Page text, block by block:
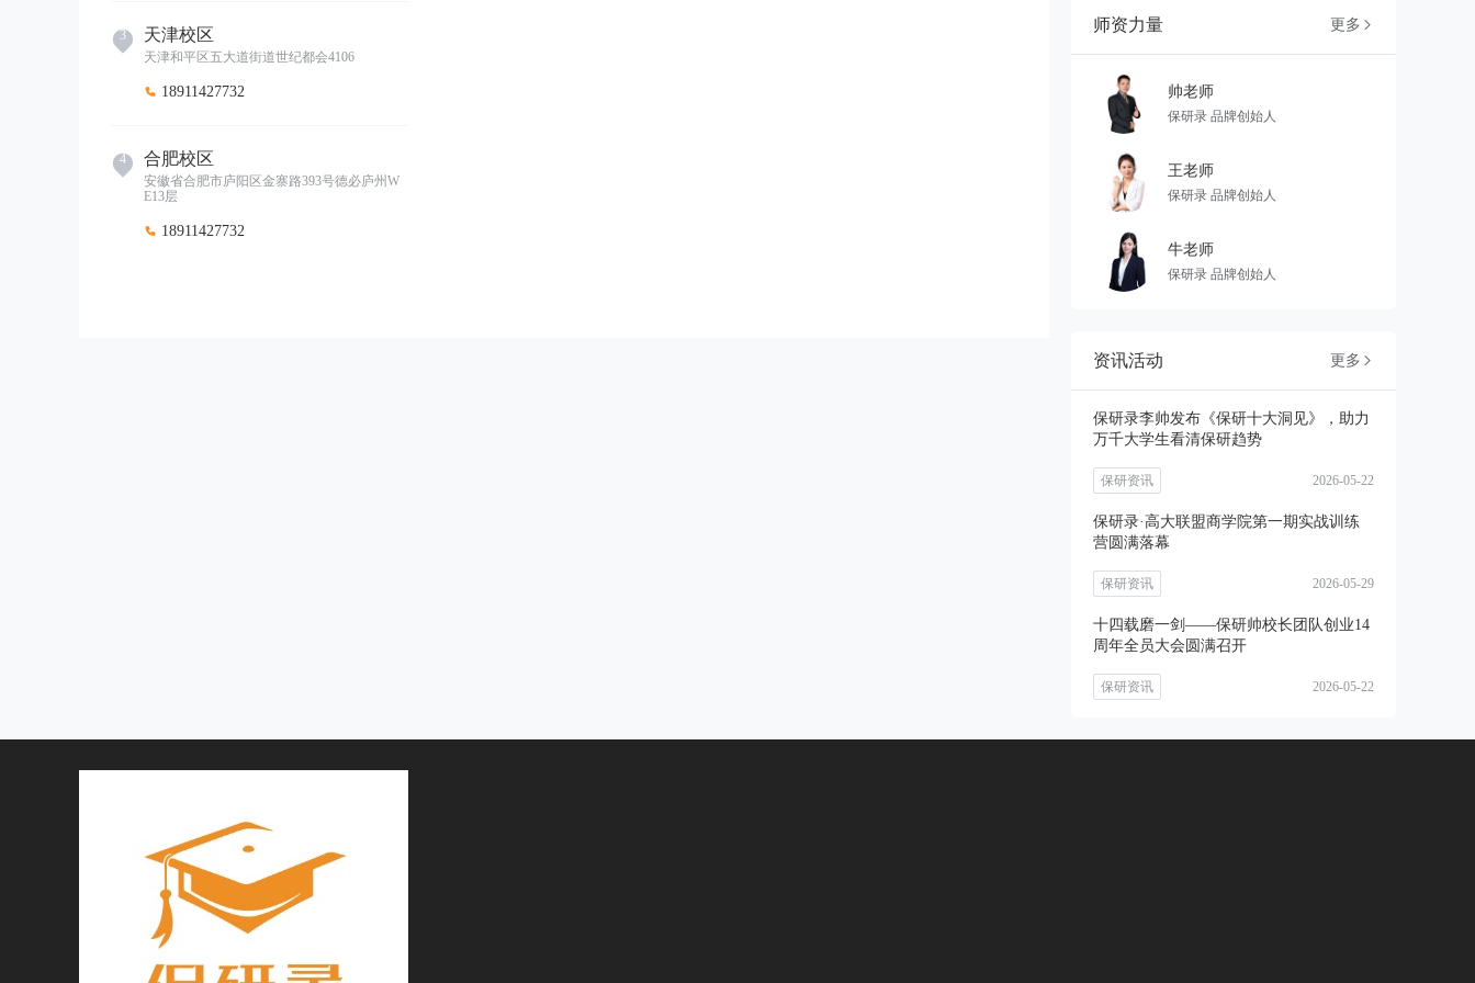
3 天津校区
天津和平区五大道街道世纪都会4106
 18911427732
4 合肥校区
安徽省合肥市庐阳区金寨路393号德必庐州W
E13层
 18911427732
师资力量 更多 
帅老师
保研录 品牌创始⼈
王老师
保研录 品牌创始⼈
⽜⽼师
保研录 品牌创始⼈
资讯活动 更多 
保研录李帅发布《保研十大洞见》，助力
万千大学生看清保研趋势
保研资讯 2026-05-22
保研录·高大联盟商学院第一期实战训练
营圆满落幕
保研资讯 2026-05-29
十四载磨一剑——保研帅校长团队创业14
周年全员大会圆满召开
保研资讯 2026-05-22